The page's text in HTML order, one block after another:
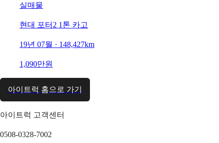
실매물
현대 포터2 1톤 카고
19년 07월 · 148,427km
1,090만원
아이트럭 홈으로 가기
아이트럭 고객센터
0508-0328-7002